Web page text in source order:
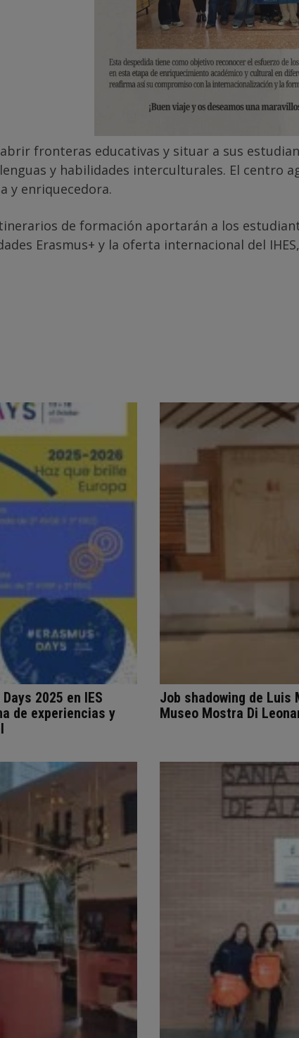
fronteras educativas y situar a sus
y habilidades interculturales. El centro
y enriquecedora.
de formación aportarán a los
Erasmus+ y la oferta internacional del
2025 en IES
de experiencias y
Job shadowing de Luis
Museo Mostra Di